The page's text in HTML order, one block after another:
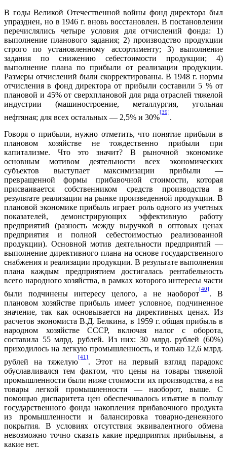
В годы Великой Отечественной войны фонд директора был
упразднен, но в 1946 г. вновь восстановлен. В постановлении
перечислялись четыре условия для отчислений фонда: 1)
выполнение планового задания; 2) производство продукции
строго по установленному ассортименту; 3) выполнение
задания по снижению себестоимости продукции; 4)
выполнение плана по прибыли от реализации продукции.
Размеры отчислений были скорректированы. В 1948 г. нормы
отчисления в фонд директора от прибыли составили 5 % от
плановой и 45% от сверхплановой для ряда отраслей тяжелой
индустрии (машиностроение, металлургия, угольная
нефтяная; для всех остальных — 2,5% и 30%
[39]
Говоря о прибыли, нужно отметить, что понятие прибыли в
плановом хозяйстве не тождественно прибыли при
капитализме. Что это значит? В рыночной экономике
основным мотивом деятельности всех экономических
субъектов выступает максимизации прибыли —
превращенной формы прибавочной стоимости, которая
присваивается собственником средств производства в
результате реализации на рынке произведенной продукции. В
плановой экономике прибыль играет роль одного из учетных
показателей, демонстрирующих эффективную работу
предприятий (разность между выручкой в оптовых ценах
предприятия и полной себестоимостью реализованной
продукции). Основной мотив деятельности предприятий —
выполнение директивного плана на основе государственного
снабжения и реализации продукции. В результате выполнения
плана каждым предприятием достигалась рентабельность
всего народного хозяйства, в рамках которого интересы части
были подчинены интересу целого, а не наоборот
[40]
. В
плановом хозяйстве прибыль имеет условное, подчиненное
значение, так как основывается на директивных ценах. Из
расчетов экономиста В.Д. Белкина, в 1959 г. общая прибыль в
народном хозяйстве СССР, включая налог с оборота,
составила 55 млрд. рублей. Из них: 30 млрд. рублей (60%)
приходилось на легкую промышленность, и только 12,6 млрд.
рублей на тяжелую
[41]
. Этот на первый взгляд парадокс
обуславливался тем фактом, что цены на товары тяжелой
промышленности были ниже стоимости их производства, а на
товары легкой промышленности — наоборот, выше. С
помощью диспаритета цен обеспечивалось изъятие в пользу
государственного фонда накопления прибавочного продукта
из промышленности и балансировка товарно-денежного
покрытия. В условиях отсутствия эквивалентного обмена
невозможно точно сказать какие предприятия прибыльны, а
какие нет.